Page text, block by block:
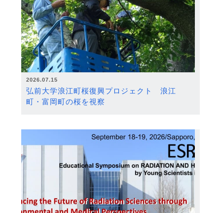
2026.07.15
弘前大学浪江町桜復興プロジェクト 浪江
町・富岡町の桜を視察